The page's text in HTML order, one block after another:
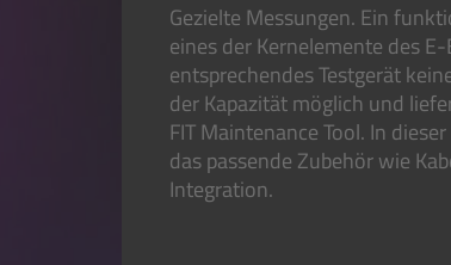
Gezielte Messungen. Ein
eines der Kernelemente des
entsprechendes Testgerät
der Kapazität möglich und
FIT Maintenance Tool. In
das passende Zubehör wie
Integration.